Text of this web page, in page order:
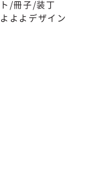
ト/冊子/装丁
よよよデザイン